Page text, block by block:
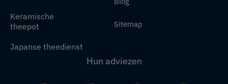
Keramische
theepot
Japanse theedienst
Sitemap
Hun adviezen